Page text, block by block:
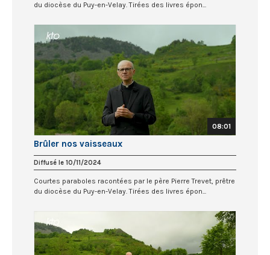
du diocèse du Puy-en-Velay. Tirées des livres épon...
08:01
Brûler nos vaisseaux
Diffusé le 10/11/2024
Courtes paraboles racontées par le père Pierre Trevet, prêtre
du diocèse du Puy-en-Velay. Tirées des livres épon...